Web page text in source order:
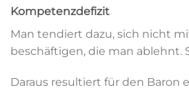
Kompetenzdefizit
Man tendiert dazu, sich nicht
beschäftigen, die man ablehnt.
Daraus resultiert für den Baron